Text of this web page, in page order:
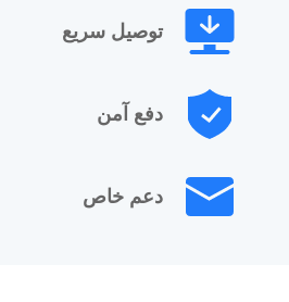
توصيل سريع
دفع آمن
دعم خاص